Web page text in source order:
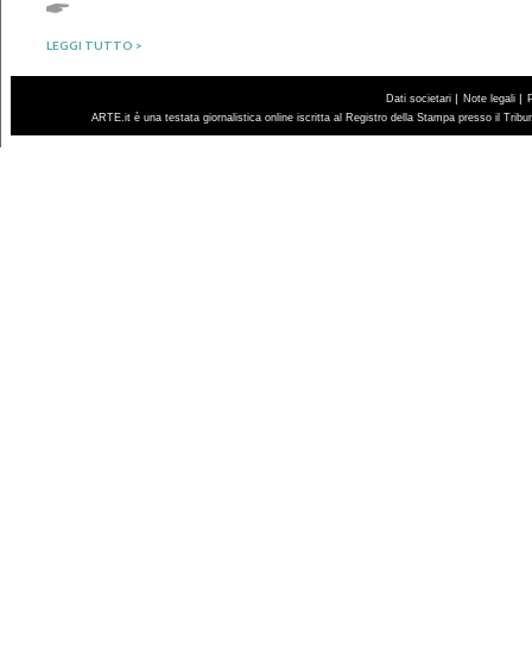
LEGGI TUTTO >
Dati societari | Note legali |
ARTE.it è una testata giornalistica online iscritta al Registro della Stampa presso il